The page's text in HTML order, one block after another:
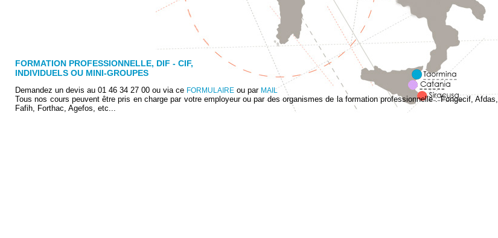
FORMATION PROFESSIONNELLE, DIF - CIF,
INDIVIDUELS OU MINI-GROUPES
Demandez un devis au 01 46 34 27 00 ou via ce FORMULAIRE ou par MAIL
Tous nos cours peuvent être pris en charge par votre employeur ou par des organismes de la formation professionnelle : Fongecif, Afdas,
Fafih, Forthac, Agefos, etc...